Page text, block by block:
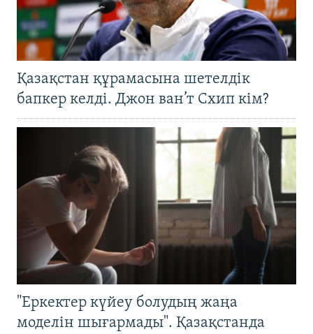
Қазақстан құрамасына шетелдік
бапкер келді. Джон ван’т Схип кім?
"Еркектер күйеу болудың жаңа
моделін шығармады". Қазақстанда